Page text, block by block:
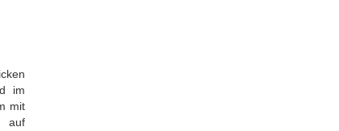
im
mit
auf